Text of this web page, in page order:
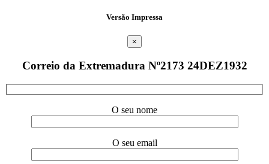
Versão Impressa
×
Correio da Extremadura Nº2173 24DEZ1932
O seu nome
O seu email